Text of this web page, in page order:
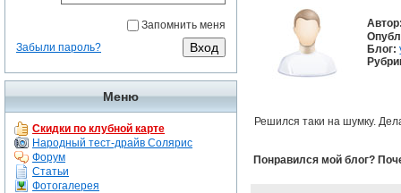
Запомнить меня
Забыли пароль?
Меню
Скидки по клубной карте
Народный тест-драйв Солярис
Форум
Статьи
Фотогалерея
Блог:
Решился таки на шумку.
Понравился мой блог?